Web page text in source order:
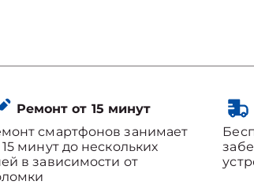
Ремонт от 15 минут
смартфонов занимает
15 минут до нескольких
в зависимости от